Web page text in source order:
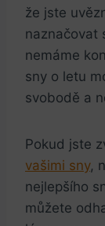
že jste
naznačovat
nemáme
sny o letu
svobodě a
Pokud jste
vašimi sny,
nejlepšího
můžete